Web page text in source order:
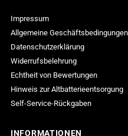
Smile
Company)
Impressum
Allgemeine Geschäftsbedingungen
Datenschutzerklärung
Widerrufsbelehrung
Echtheit von Bewertungen
Hinweis zur Altbatterieentsorgung
Self-Service-Rückgaben
INFORMATIONEN